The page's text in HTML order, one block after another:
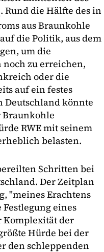
. Rund die Hälfte des in
aus Braunkohle
die Politik, aus dem
um die
noch zu erreichen,
oder die
auf ein festes
Deutschland könnte
Braunkohle
RWE mit seinem
belasten.
Schritten bei
Der Zeitplan
"meines Erachtens
eines
Komplexität der
Hürde bei der
den schleppenden